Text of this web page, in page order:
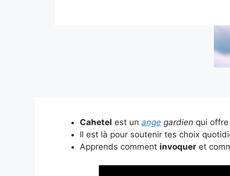
Cahetel est un ange gardien qui
Il est là pour soutenir tes choix
Apprends comment invoquer et